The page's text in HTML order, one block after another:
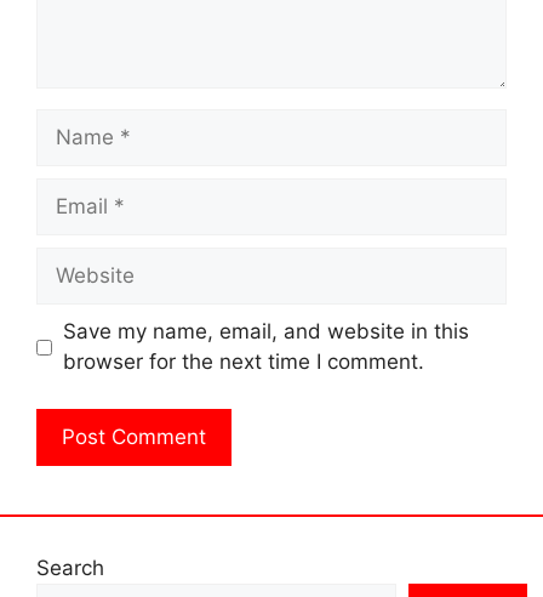
Name
Email
Website
Save my name, email, and website in this
browser for the next time I comment.
Search